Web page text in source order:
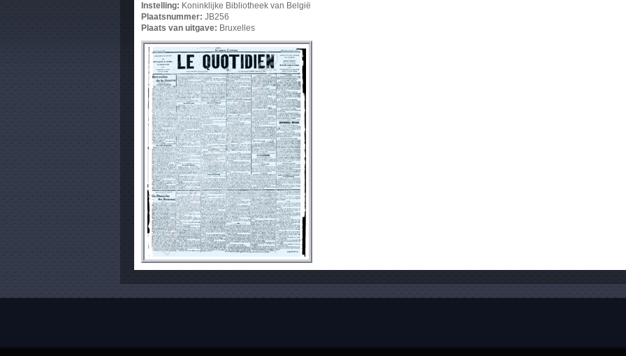
Instelling: Koninklijke Bibliotheek van België
Plaatsnummer: JB256
Plaats van uitgave: Bruxelles